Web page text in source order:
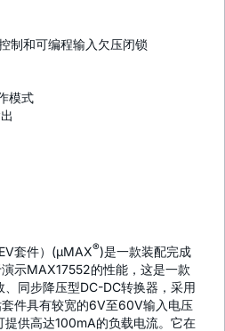
制和可编程输入欠压闭锁
模式
套件）(µMAX®)是一款装配完成
示MAX17552的性能，这是一款
同步降压型DC-DC转换器，采用
件具有较宽的6V至60V输入电压
供高达100mA的负载电流。它在